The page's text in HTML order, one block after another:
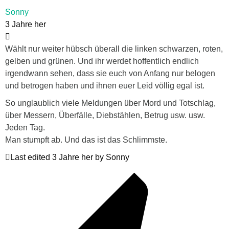
Sonny
3 Jahre her
Wählt nur weiter hübsch überall die linken schwarzen, roten,
gelben und grünen. Und ihr werdet hoffentlich endlich
irgendwann sehen, dass sie euch von Anfang nur belogen
und betrogen haben und ihnen euer Leid völlig egal ist.
So unglaublich viele Meldungen über Mord und Totschlag,
über Messern, Überfälle, Diebstählen, Betrug usw. usw.
Jeden Tag.
Man stumpft ab. Und das ist das Schlimmste.
Last edited 3 Jahre her by Sonny